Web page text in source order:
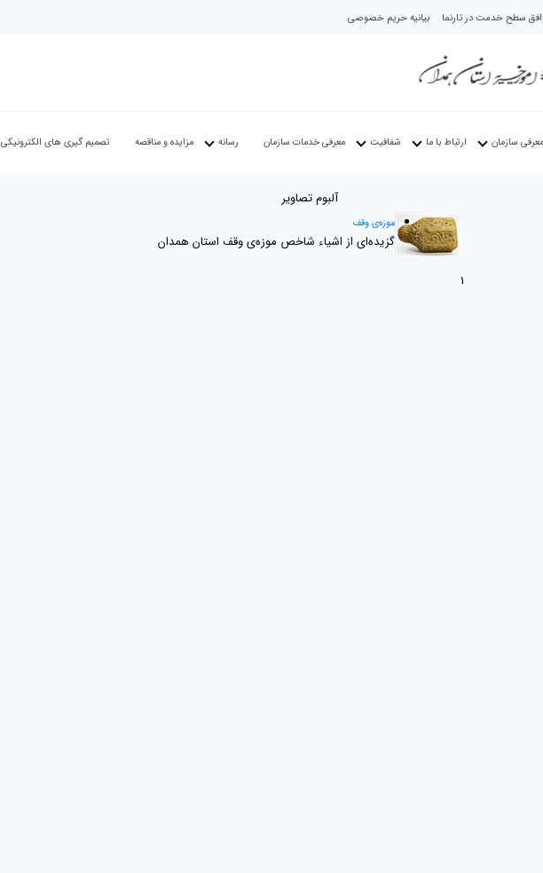
سطح خدمت در تارنما بیانیه حریم خصوصی
معرفی سازمان ارتباط با ما شفافیت معرفی خدمات سازمان رسانه مزایده و مناقصه تصمیم گیری های الکترونیکی
آلبوم تصاوير
موزه‌ی وقف
گزیده‌ای از اشیاء شاخص موزه‌ی وقف استان همدان
1